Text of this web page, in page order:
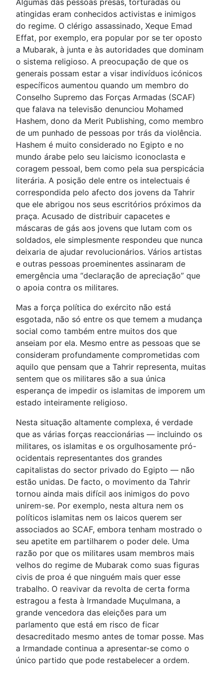
Algumas das pessoas presas, torturadas ou
atingidas eram conhecidos activistas e inimigos
do regime. O clérigo assassinado, Xeque Emad
Effat, por exemplo, era popular por se ter oposto
a Mubarak, à junta e às autoridades que dominam
o sistema religioso. A preocupação de que os
generais possam estar a visar indivíduos icónicos
específicos aumentou quando um membro do
Conselho Supremo das Forças Armadas (SCAF)
que falava na televisão denunciou Mohamed
Hashem, dono da Merit Publishing, como membro
de um punhado de pessoas por trás da violência.
Hashem é muito considerado no Egipto e no
mundo árabe pelo seu laicismo iconoclasta e
coragem pessoal, bem como pela sua perspicácia
literária. A posição dele entre os intelectuais é
correspondida pelo afecto dos jovens da Tahrir
que ele abrigou nos seus escritórios próximos da
praça. Acusado de distribuir capacetes e
máscaras de gás aos jovens que lutam com os
soldados, ele simplesmente respondeu que nunca
deixaria de ajudar revolucionários. Vários artistas
e outras pessoas proeminentes assinaram de
emergência uma “declaração de apreciação” que
o apoia contra os militares.
Mas a força política do exército não está
esgotada, não só entre os que temem a mudança
social como também entre muitos dos que
anseiam por ela. Mesmo entre as pessoas que se
consideram profundamente comprometidas com
aquilo que pensam que a Tahrir representa, muitas
sentem que os militares são a sua única
esperança de impedir os islamitas de imporem um
estado inteiramente religioso.
Nesta situação altamente complexa, é verdade
que as várias forças reaccionárias — incluindo os
militares, os islamitas e os orgulhosamente pró-
ocidentais representantes dos grandes
capitalistas do sector privado do Egipto — não
estão unidas. De facto, o movimento da Tahrir
tornou ainda mais difícil aos inimigos do povo
unirem-se. Por exemplo, nesta altura nem os
políticos islamitas nem os laicos querem ser
associados ao SCAF, embora tenham mostrado o
seu apetite em partilharem o poder dele. Uma
razão por que os militares usam membros mais
velhos do regime de Mubarak como suas figuras
civis de proa é que ninguém mais quer esse
trabalho. O reavivar da revolta de certa forma
estragou a festa à Irmandade Muçulmana, a
grande vencedora das eleições para um
parlamento que está em risco de ficar
desacreditado mesmo antes de tomar posse. Mas
a Irmandade continua a apresentar-se como o
único partido que pode restabelecer a ordem.